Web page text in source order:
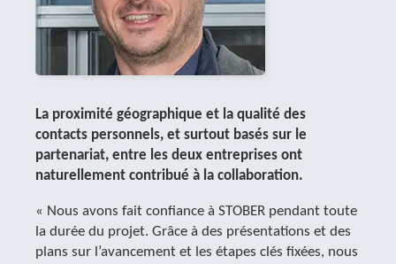
La proximité géographique et la qualité des
contacts personnels, et surtout basés sur le
partenariat, entre les deux entreprises ont
naturellement contribué à la collaboration.
« Nous avons fait confiance à STOBER pendant toute
la durée du projet. Grâce à des présentations et des
plans sur l’avancement et les étapes clés fixées, nous